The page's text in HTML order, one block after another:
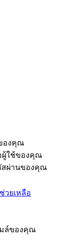
องคุณ
ผู้ใช้ของคุณ
สผ่านของคุณ
วยเหลือ
มล์ของคุณ